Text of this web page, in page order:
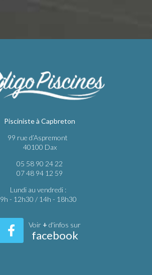
Pisciniste à Capbreton
99 rue d’Aspremont
40100 Dax
05 58 90 24 22
07 48 94 12 59
Lundi au vendredi :
9h - 12h30 / 14h - 18h30
Voir + d'infos sur
facebook